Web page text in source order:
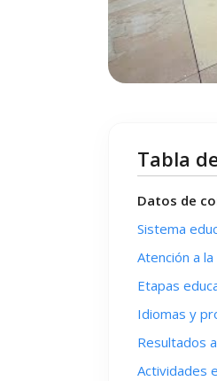
Tabla
Datos de
Sistema
Atención a
Etapas
Idiomas y
Resultados
Actividades